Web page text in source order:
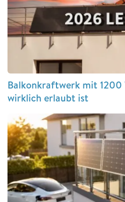
Balkonkraftwerk mit 1200
wirklich erlaubt ist